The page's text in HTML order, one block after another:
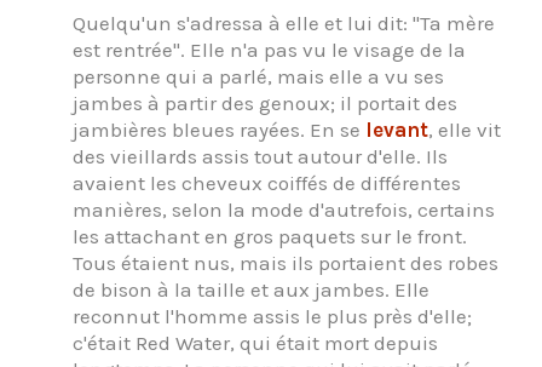
Quelqu'un s'adressa à elle et lui dit: "Ta mère
est rentrée". Elle n'a pas vu le visage de la
personne qui a parlé, mais elle a vu ses
jambes à partir des genoux; il portait des
jambières bleues rayées. En se levant, elle vit
des vieillards assis tout autour d'elle. Ils
avaient les cheveux coiffés de différentes
manières, selon la mode d'autrefois, certains
les attachant en gros paquets sur le front.
Tous étaient nus, mais ils portaient des robes
de bison à la taille et aux jambes. Elle
reconnut l'homme assis le plus près d'elle;
c'était Red Water, qui était mort depuis